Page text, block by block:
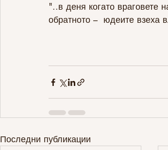
"..в деня когато враговете
обратното –  юдеите взеха
Последни публикации